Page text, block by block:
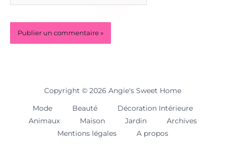
Copyright © 2026 Angie's Sweet Home
Mode Beauté
Décoration Intérieure
Animaux
Maison Jardin
Archives
Mentions légales
A propos